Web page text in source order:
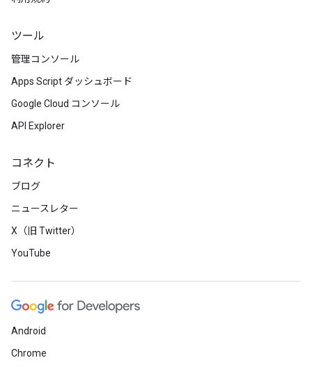
ツール
管理コンソール
Apps Script ダッシュボード
Google Cloud コンソール
API Explorer
コネクト
ブログ
ニュースレター
X（旧 Twitter）
YouTube
Android
Chrome